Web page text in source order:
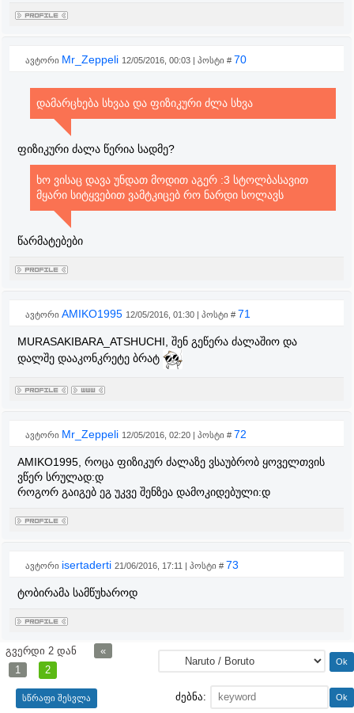
ავტორი Mr_Zeppeli 12/05/2016, 00:03 | პოსტი # 70
დამარცხება სხვაა და ფიზიკური ძლა სხვა
ფიზიკური ძალა წერია სადმე?
ხო ვისაც დავა უნდათ მოდით აგერ :3 სტოლბასავით
მყარი სიტყვებით ვამტკიცებ რო ნარდი სოლავს
წარმატებები
ავტორი AMIKO1995 12/05/2016, 01:30 | პოსტი # 71
MURASAKIBARA_ATSHUCHI, შენ გეწერა ძალაშიო და
დალშე დააკონკრეტე ბრატ
ავტორი Mr_Zeppeli 12/05/2016, 02:20 | პოსტი # 72
AMIKO1995, როცა ფიზიკურ ძალაზე ვსაუბრობ ყოველთვის
ვწერ სრულად:დ
როგორ გაიგებ ეგ უკვე შენზეა დამოკიდებული:დ
ავტორი isertaderti 21/06/2016, 17:11 | პოსტი # 73
ტობირამა სამწუხაროდ
გვერდი 2 დან
«
1
2
ძებნა: